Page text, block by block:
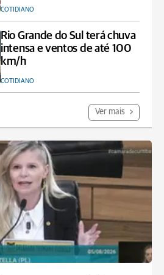
COTIDIANO
Rio Grande do Sul terá chuva
intensa e ventos de até 100
km/h
COTIDIANO
Ver mais